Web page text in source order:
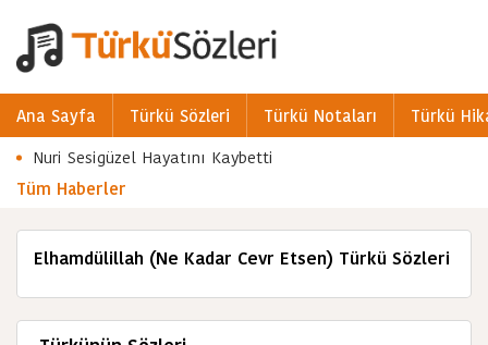
Ana Sayfa Türkü Sözleri Türkü Notaları
Türkü
Nuri Sesigüzel Hayatını Kaybetti
Tüm Haberler
Elhamdülillah (Ne Kadar Cevr Etsen) Türkü Sözleri